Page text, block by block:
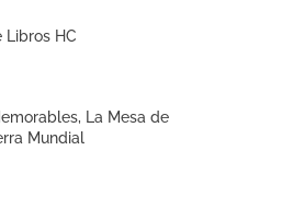
Libros HC
La Mesa de
Mundial